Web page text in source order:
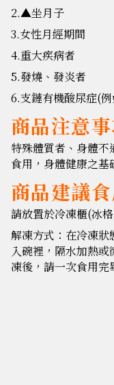
2.▲坐月子
3.女性月經期間
4.重大疾病者
5.發燒、發炎者
6.支鏈有機酸尿症(
商品注意
特殊體質者、身體
食用，身體健康之基
商品建議
請放置於冷凍櫃(冰
解凍方式：在冷凍
入碗裡，隔水加熱
凍後，請一次食用